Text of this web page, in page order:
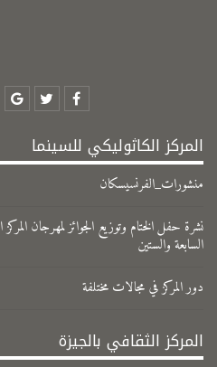
المركز الكاثوليكي للسينما
منشورات_الفرنسيسكان
نشرة حفل الختام وتوزيع الجوائز لمهرجان
السابعة والستين
دور المركز في مجالات مختلفة
المركز الثقافي بالجيزة